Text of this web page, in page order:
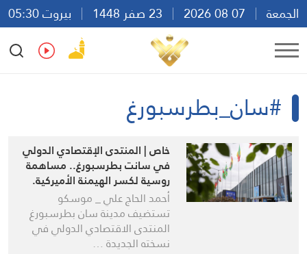
الجمعة
بيروت 05:30
Ar
En Fr Es
#سان_بطرسبورغ
خاص | المنتدى الإقتصادي الدولي
في سانت بطرسبورغ.. مساهمة
روسية لكسر الهيمنة الأميركية.
أحمد الحاج علي _ موسكو
تستضيف مدينة سان بطرسبورغ
المنتدى الاقتصادي الدولي في
نسخته الجديدة …